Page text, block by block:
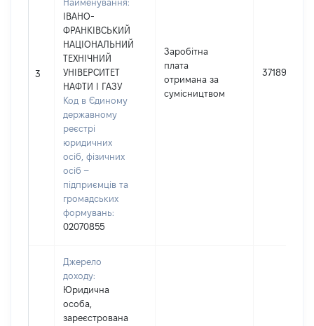
3
Найменування:
ІВАНО-
ФРАНКІВСЬКИЙ
НАЦІОНАЛЬНИЙ
ТЕХНІЧНИЙ
УНІВЕРСИТЕТ
НАФТИ І ГАЗУ
Код в Єдиному
державному
реєстрі
юридичних
осіб, фізичних
осіб –
підприємців та
громадських
формувань:
02070855
Заробітна
плата
отримана за
сумісництвом
37189
Джерело
доходу:
Юридична
особа,
зареєстрована